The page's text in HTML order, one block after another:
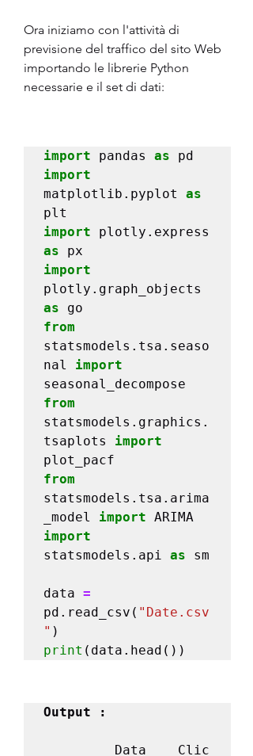
Ora iniziamo con l'attività di
previsione del traffico del sito Web
importando le librerie Python
necessarie e il set di dati:
import pandas as
import
matplotlib.pyplot as
import
as
import
as
from
statsmodels.tsa.seaso
nal import
from
statsmodels.graphics.
tsaplots import
from
statsmodels.tsa.arima
_model import
import
statsmodels.api as sm
data =
pd.read_csv( "Date.csv
"
print
Output :